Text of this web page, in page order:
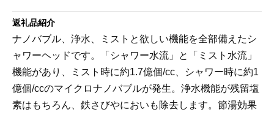
返礼品紹介
ナノバブル、浄水、ミストと欲しい機能を全部備えたシ
ャワーヘッドです。「シャワー水流」と「ミスト水流」
機能があり、ミスト時に約1.7億個/cc、シャワー時に約1
億個/ccのマイクロナノバブルが発生。浄水機能が残留塩
素はもちろん、鉄さびやにおいも除去します。節湯効果